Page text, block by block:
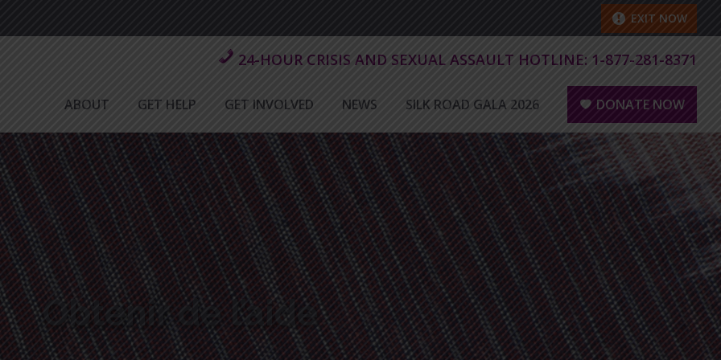
EXIT NOW
24-HOUR CRISIS AND SEXUAL ASSAULT HOTLINE: 1-877-281-8371
ABOUT GET HELP GET INVOLVED NEWS SILK ROAD GALA 2026 DONATE NOW
Obtenir de l’aide